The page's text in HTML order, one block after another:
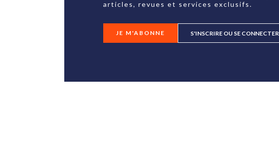
articles, revues et services exclusifs.
JE M'ABONNE S'INSCRIRE OU SE CONNECTER